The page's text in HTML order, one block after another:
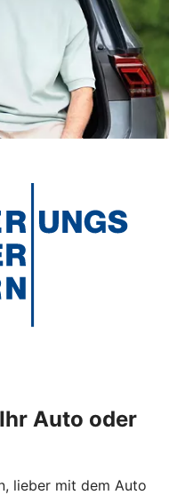
Auto oder
lieber mit dem Auto